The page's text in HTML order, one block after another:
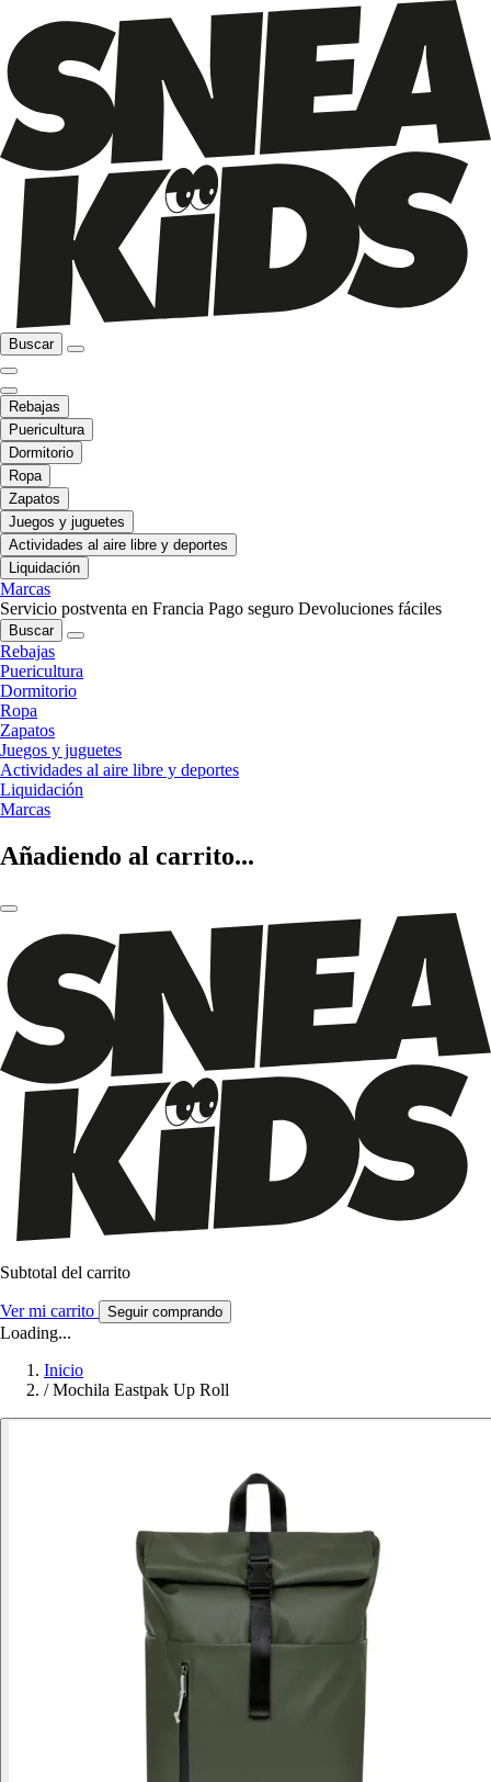
Buscar
Rebajas
Puericultura
Dormitorio
Ropa
Zapatos
Juegos y juguetes
Actividades al aire libre y deportes
Liquidación
Marcas
Servicio postventa en Francia Pago seguro Devoluciones fáciles
Buscar
Rebajas
Puericultura
Dormitorio
Ropa
Zapatos
Juegos y juguetes
Actividades al aire libre y deportes
Liquidación
Marcas
Añadiendo al carrito...
Subtotal del carrito
Ver mi carrito Seguir comprando
Loading...
Inicio
/ Mochila Eastpak Up Roll